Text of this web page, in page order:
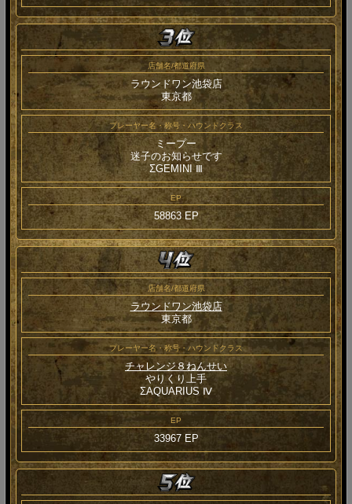
店舗名/都道府県
ラウンドワン池袋店
東京都
プレーヤー名・称号・ハウンドクラス
ミープー
迷子のお知らせです
ΣGEMINI Ⅲ
EP
58863 EP
店舗名/都道府県
ラウンドワン池袋店
東京都
プレーヤー名・称号・ハウンドクラス
チャレンジ８ねんせい
やりくり上手
ΣAQUARIUS Ⅳ
EP
33967 EP